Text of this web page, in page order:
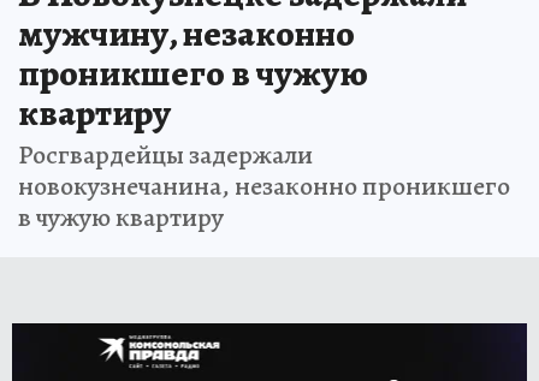
мужчину, незаконно
проникшего в чужую
квартиру
Росгвардейцы задержали
новокузнечанина, незаконно проникшего
в чужую квартиру